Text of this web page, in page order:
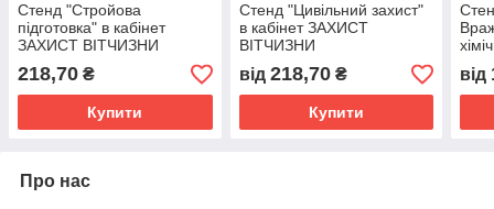
Стенд "Стройова
підготовка" в кабінет
ЗАХИСТ ВІТЧИЗНИ
218,70 ₴
Купити
Стенд "Цивільний захист"
в кабінет ЗАХИСТ
ВІТЧИЗНИ
від 218,70₴
Купити
від
Про нас